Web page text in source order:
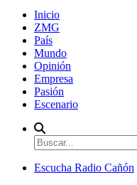
Inicio
ZMG
País
Mundo
Opinión
Empresa
Pasión
Escenario
Escucha Radio Cañón